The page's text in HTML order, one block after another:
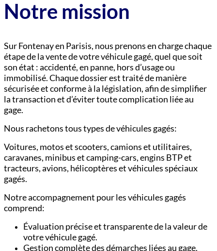
Notre mission
Sur Fontenay en Parisis, nous prenons en charge chaque
étape de la vente de votre véhicule gagé, quel que soit
son état : accidenté, en panne, hors d’usage ou
immobilisé. Chaque dossier est traité de manière
sécurisée et conforme à la législation, afin de simplifier
la transaction et d’éviter toute complication liée au
gage.
Nous rachetons tous types de véhicules gagés:
Voitures, motos et scooters,camions et utilitaires,
caravanes, minibus et camping-cars,engins BTP et
tracteurs,avions, hélicoptères et véhicules spéciaux
gagés.
Notre accompagnement pour les véhicules gagés
comprend:
Évaluation précise et transparente de la valeur de
votre véhicule gagé.
Gestion complète des démarches liées au gage.